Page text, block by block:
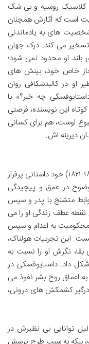
کلاسیک روسیه و بی شک
است که آثارش همچنان
های به یادماندنی
می کند. درک جهان
بلند او محدود نمی شود؛
خاص خود، بینش های
او در کالبدشکافی روان
چه خبر؟» با
این نویسنده، فرصتی
اوست، هم برای کسانی
دیرینه اش.
زندگی فئودور میخائیلوویچ داستایوفسکی (۱۸۸۱-۱۸۲۱) خود داستانی پرفراز
در عمق و پیچیدگی
متشنج با پدر و سپس
عطف زندگی او را می
محکومیت به اعدام و سپس
این تجربیات هولناک،
بقا، نگرش او را نسبت به
داد. داستایوفسکی در
اعماق روح بشر نفوذ می
کشمکش های درونی،
توانایی بی نظیرش در